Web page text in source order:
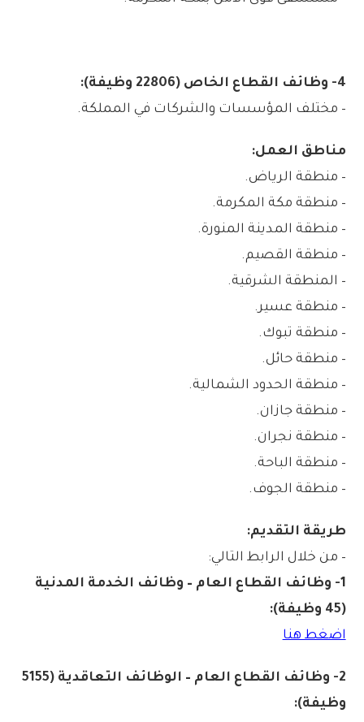
4- وظائف القطاع الخاص (22806 وظيفة):
– مختلف المؤسسات والشركات في المملكة.
مناطق العمل:
– منطقة الرياض.
– منطقة مكة المكرمة.
– منطقة المدينة المنورة.
– منطقة القصيم.
– المنطقة الشرقية.
– منطقة عسير.
– منطقة تبوك.
– منطقة حائل.
– منطقة الحدود الشمالية.
– منطقة جازان.
– منطقة نجران.
– منطقة الباحة.
– منطقة الجوف.
طريقة التقديم:
– من خلال الرابط التالي:
1- وظائف القطاع العام – وظائف الخدمة المدنية
(45 وظيفة):
اضغط هنا
2- وظائف القطاع العام – الوظائف التعاقدية (5155
وظيفة):